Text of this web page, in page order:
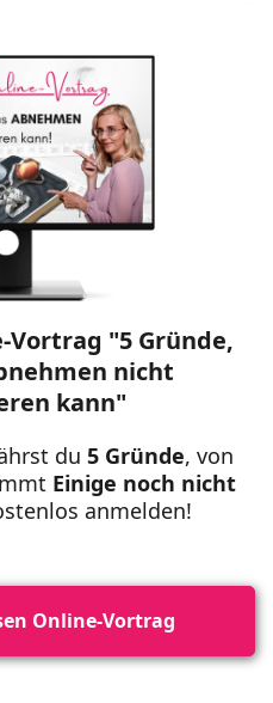
Vortrag "5 Gründe,
nicht
kann"
du 5 Gründe, von
Einige noch nicht
anmelden!
Online-Vortrag